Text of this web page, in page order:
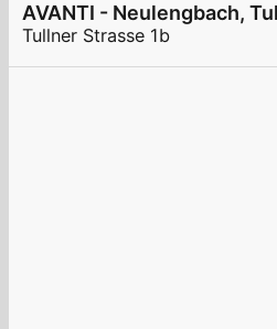
Tullner Strasse 1b